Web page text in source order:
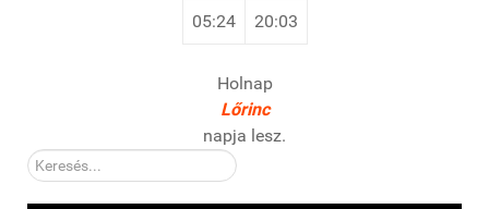
05:24 20:03
Holnap
Lőrinc
napja lesz.
Kereső: